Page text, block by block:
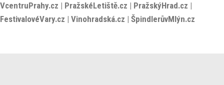
VcentruPrahy.cz | PražskéLetiště.cz | PražskýHrad.cz |
FestivalovéVary.cz | Vinohradská.cz | ŠpindlerůvMlýn.cz